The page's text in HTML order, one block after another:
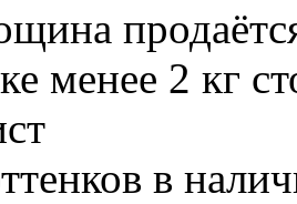
менее 2 кг
в